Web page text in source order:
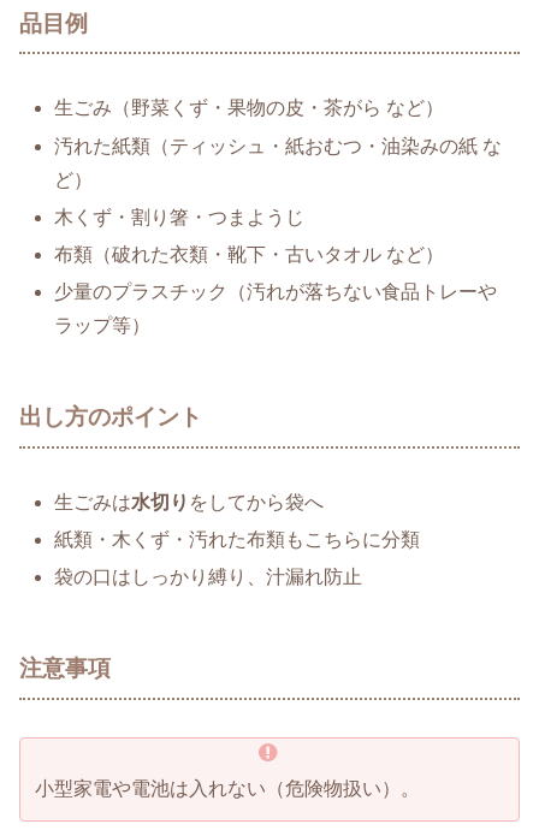
品目例
生ごみ（野菜くず・果物の皮・茶がら など）
汚れた紙類（ティッシュ・紙おむつ・油染みの紙 な
ど）
木くず・割り箸・つまようじ
布類（破れた衣類・靴下・古いタオル など）
少量のプラスチック（汚れが落ちない食品トレーや
ラップ等）
出し方のポイント
生ごみは水切り をしてから袋へ
紙類・木くず・汚れた布類もこちらに分類
袋の口はしっかり縛り、汁漏れ防止
注意事項
小型家電や電池は入れない（危険物扱い）。